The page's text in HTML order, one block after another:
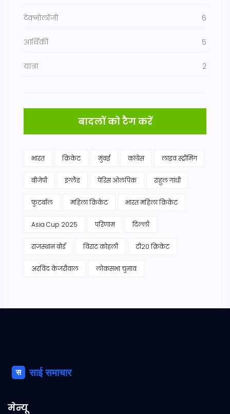
टेक्नोलॉजी 6
आर्थिकी 5
यात्रा 2
बादलों को टैग करें
भारत क्रिकेट मुंबई कांग्रेस लाइव स्ट्रीमिंग
बीजेपी इंग्लैंड पेरिस ओलंपिक राहुल गांधी
फुटबॉल महिला क्रिकेट भारत महिला क्रिकेट
Asia Cup 2025 परिणाम दिल्ली
राजस्थान बोर्ड विराट कोहली टी20 क्रिकेट
अरविंद केजरीवाल लोकसभा चुनाव
मेन्यू